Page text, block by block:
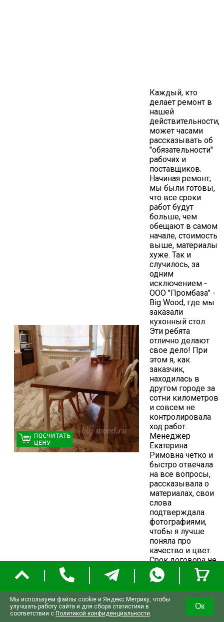
Каждый, кто
делает ремонт в
нашей
действительности,
может часами
рассказывать об
"обязательности"
рабочих и
поставщиков.
Начиная ремонт,
мы были готовы,
что все сроки
работ будут
больше, чем
обещают в самом
начале, стоимость
выше, материалы
хуже. Так и
случилось, за
одним
исключением -
ООО "Промбаза" -
Big Wood, где мы
заказали
кухонный стол.
Эти ребята
отлично делают
свое дело! При
этом я, как
заказчик,
находилась в
другом городе за
сотни километров
и совсем не
контролировала
ход работ.
Менеджер
Екатерина
Римовна четко и
быстро отвечала
на все вопросы,
рассказывала о
материалах, свои
слова
подтверждала
фотографиями,
чтобы я лучше
поняла про
качество и цвет.
Срок договора не
нарушили ни на
один день. Стол
получился именно
такой, как мы
представляли и
заказывали.
Мы используем файлы cookie и Яндекс.Метрику, чтобы
улучшать работу сайта и для сбора статистики в
соответствии с Политикой конфиденциальности.
Ок